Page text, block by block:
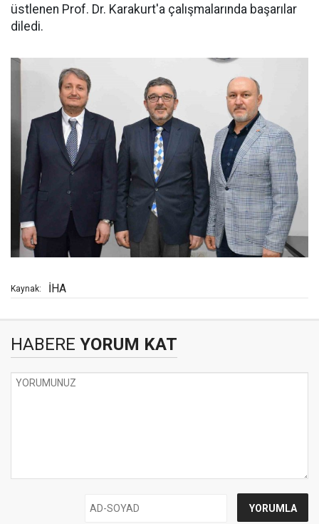
üstlenen Prof. Dr. Karakurt'a çalışmalarında başarılar
diledi.
Kaynak: İHA
HABERE YORUM KAT